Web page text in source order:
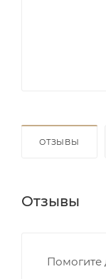
ОТЗЫВЫ
Отзывы
Помогите